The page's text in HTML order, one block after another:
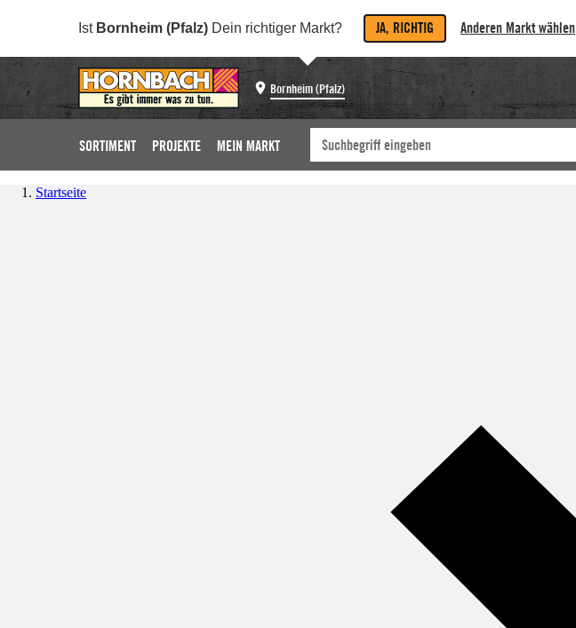
Ist Bornheim (Pfalz) Dein richtiger Markt? JA, RICHTIG Anderen Markt wählen
Bornheim (Pfalz)
SORTIMENT PROJEKTE MEIN MARKT
Startseite